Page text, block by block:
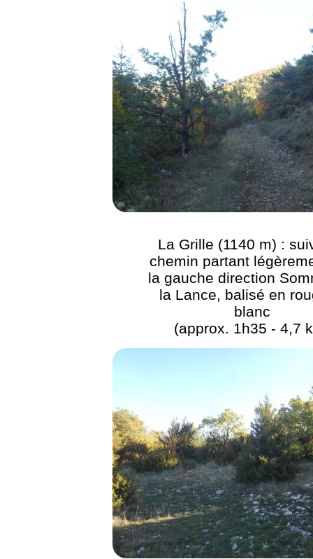
La Grille (1140 m) :
chemin partant
la gauche direction
la Lance, balisé en
blanc
(approx. 1h35 - 4,7